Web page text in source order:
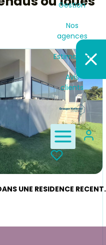
Gestion
Nos
agences
Estimation
Avis
clients
A VENDRE